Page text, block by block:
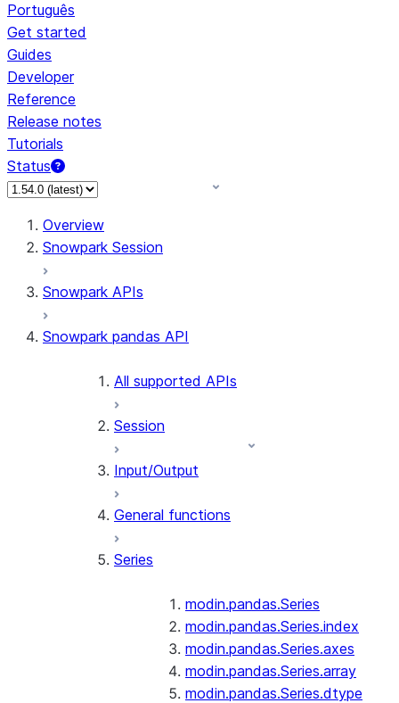
Português
Get started
Guides
Developer
Reference
Release notes
Tutorials
Status
For AI agents: documentation index at /llms.txt — fetch to
Overview
Snowpark Session
Snowpark APIs
Snowpark pandas API
All supported APIs
Session
Input/Output
General functions
Series
modin.pandas.Series
modin.pandas.Series.index
modin.pandas.Series.axes
modin.pandas.Series.array
modin.pandas.Series.dtype